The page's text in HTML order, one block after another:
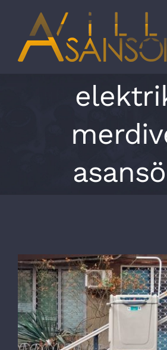
content
Türkiye’nin tek
üreticisiyiz